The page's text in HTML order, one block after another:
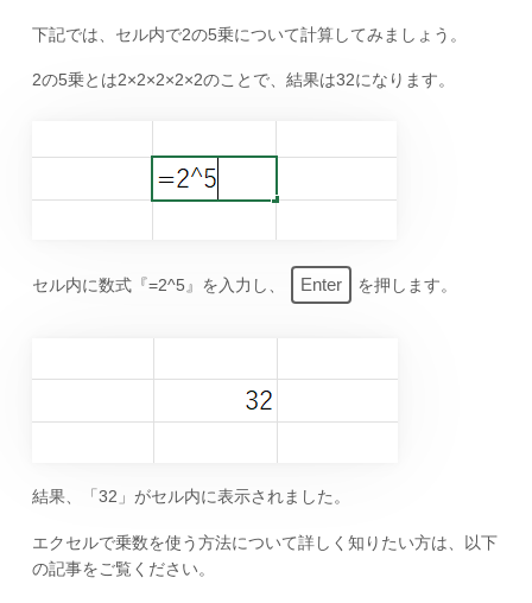
下記では、セル内で2の5乗について計算してみましょう。
2の5乗とは2×2×2×2×2のことで、結果は32になります。
セル内に数式『=2^5』を入力し、 Enter を押します。
結果、「32」がセル内に表示されました。
エクセルで乗数を使う方法について詳しく知りたい方は、以下
の記事をご覧ください。